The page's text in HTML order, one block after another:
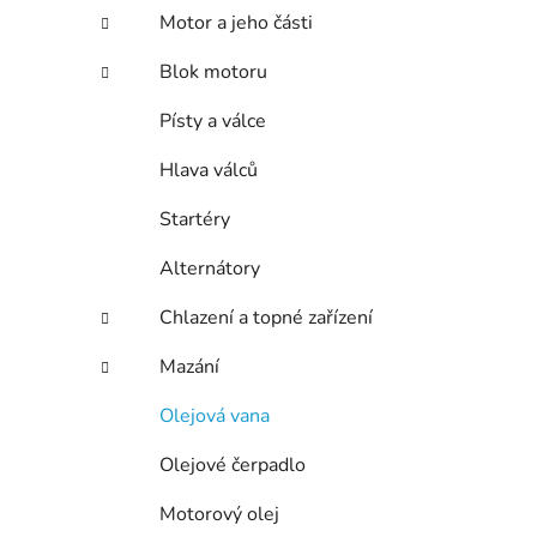
í
p
Motor a jeho části
Blok motoru
Písty a válce
Hlava válců
Startéry
Alternátory
Chlazení a topné zařízení
Mazání
Olejová vana
Olejové čerpadlo
Motorový olej